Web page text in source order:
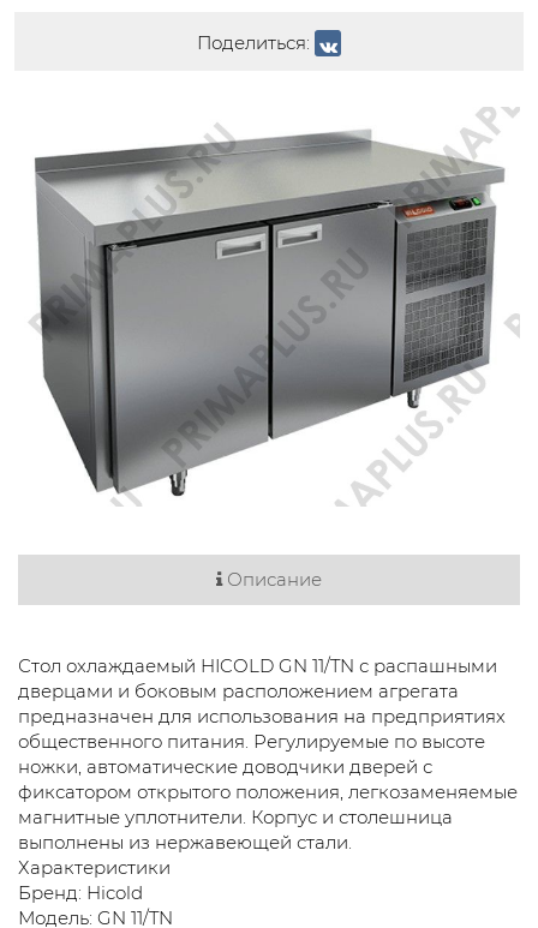
Поделиться:
Описание
Стол охлаждаемый HICOLD GN 11/TN с распашными
дверцами и боковым расположением агрегата
предназначен для использования на предприятиях
общественного питания. Регулируемые по высоте
ножки, автоматические доводчики дверей с
фиксатором открытого положения, легкозаменяемые
магнитные уплотнители. Корпус и столешница
выполнены из нержавеющей стали.
Характеристики
Бренд: Hicold
Модель: GN 11/TN